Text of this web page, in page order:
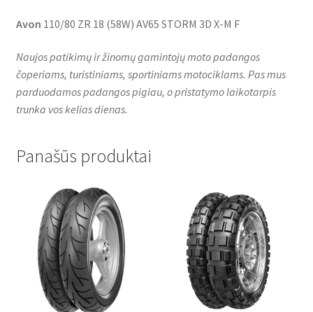
Avon 110/80 ZR 18 (58W) AV65 STORM 3D X-M F
Naujos patikimų ir žinomų gamintojų moto padangos
čoperiams, turistiniams, sportiniams motociklams. Pas mus
parduodamos padangos pigiau, o pristatymo laikotarpis
trunka vos kelias dienas.
Panašūs produktai